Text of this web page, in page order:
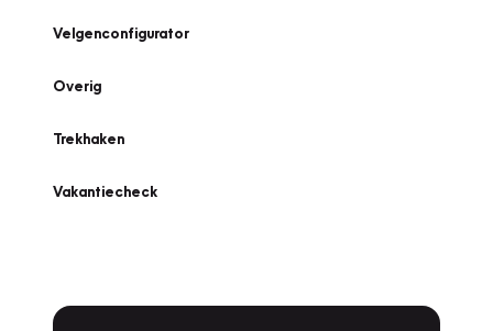
Velgenconfigurator
Overig
Trekhaken
Vakantiecheck